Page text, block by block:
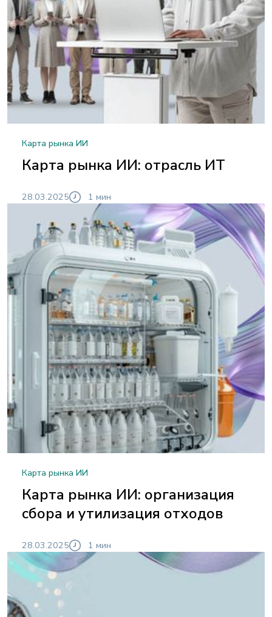
Карта рынка ИИ
Карта рынка ИИ: отрасль ИТ
28.03.2025 1 мин
Карта рынка ИИ
Карта рынка ИИ: организация
сбора и утилизация отходов
28.03.2025 1 мин